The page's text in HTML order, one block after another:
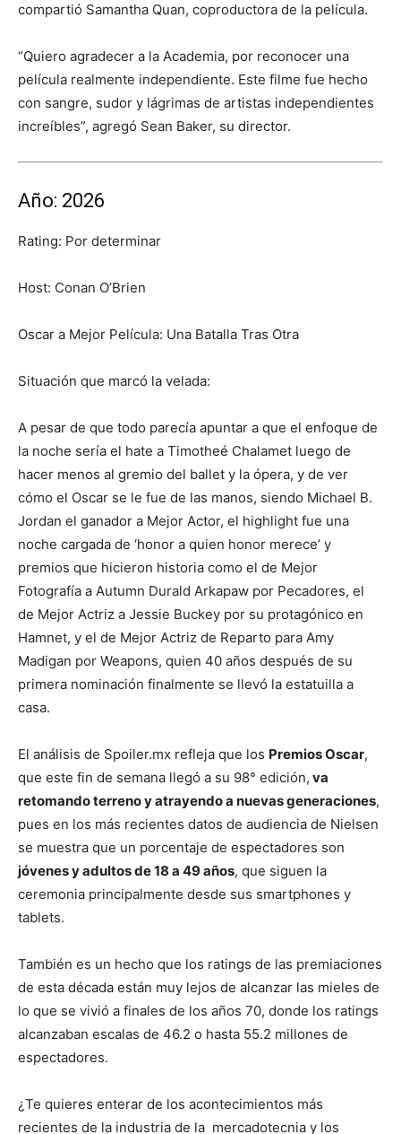
compartió Samantha Quan, coproductora de la película.
“Quiero agradecer a la Academia, por reconocer una
película realmente independiente. Este filme fue hecho
con sangre, sudor y lágrimas de artistas independientes
increíbles”, agregó Sean Baker, su director.
Año: 2026
Rating: Por determinar
Host: Conan O’Brien
Oscar a Mejor Película: Una Batalla Tras Otra
Situación que marcó la velada:
A pesar de que todo parecía apuntar a que el enfoque de
la noche sería el hate a Timotheé Chalamet luego de
hacer menos al gremio del ballet y la ópera, y de ver
cómo el Oscar se le fue de las manos, siendo Michael B.
Jordan el ganador a Mejor Actor, el highlight fue una
noche cargada de ‘honor a quien honor merece’ y
premios que hicieron historia como el de Mejor
Fotografía a Autumn Durald Arkapaw por Pecadores, el
de Mejor Actriz a Jessie Buckey por su protagónico en
Hamnet, y el de Mejor Actriz de Reparto para Amy
Madigan por Weapons, quien 40 años después de su
primera nominación finalmente se llevó la estatuilla a
casa.
El análisis de Spoiler.mx refleja que los Premios Oscar,
que este fin de semana llegó a su 98° edición, va
retomando terreno y atrayendo a nuevas generaciones,
pues en los más recientes datos de audiencia de Nielsen
se muestra que un porcentaje de espectadores son
jóvenes y adultos de 18 a 49 años, que siguen la
ceremonia principalmente desde sus smartphones y
tablets.
También es un hecho que los ratings de las premiaciones
de esta década están muy lejos de alcanzar las mieles de
lo que se vivió a finales de los años 70, donde los ratings
alcanzaban escalas de 46.2 o hasta 55.2 millones de
espectadores.
¿Te quieres enterar de los acontecimientos más
recientes de la industria de la mercadotecnia y los